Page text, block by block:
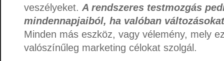
veszélyeket. A rendszeres testmozgás
mindennapjaiból, ha valóban
Minden más eszköz, vagy vélemény, mely
valószínűleg marketing célokat szolgál.